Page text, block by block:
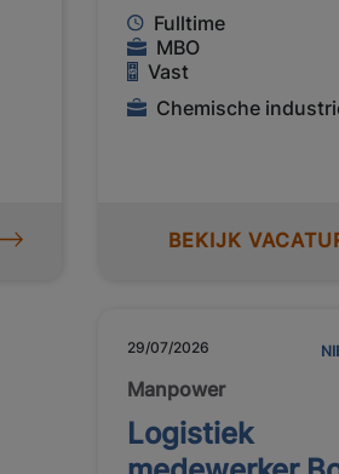
Fulltime
MBO
Vast
Chemische
BEKIJK
29/07/2026
Manpower
Logistiek